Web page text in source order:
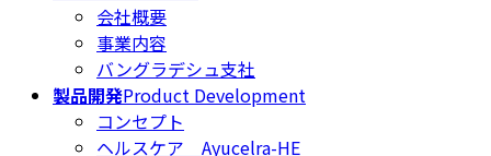
会社概要
事業内容
バングラデシュ支社
製品開発Product Development
コンセプト
ヘルスケア Ayucelra-HE